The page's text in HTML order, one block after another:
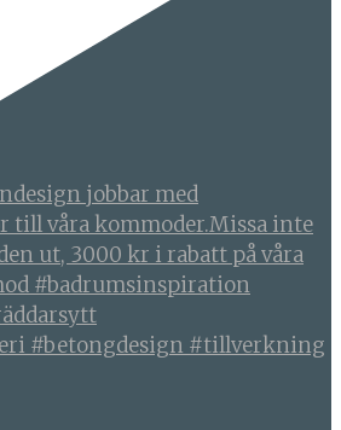
#betongdesign #tillverkning